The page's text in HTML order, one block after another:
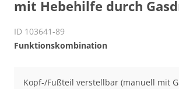
mit Hebehilfe durch
ID 103641-89
Funktionskombination
Kopf-/Fußteil verstellbar (manuell mit